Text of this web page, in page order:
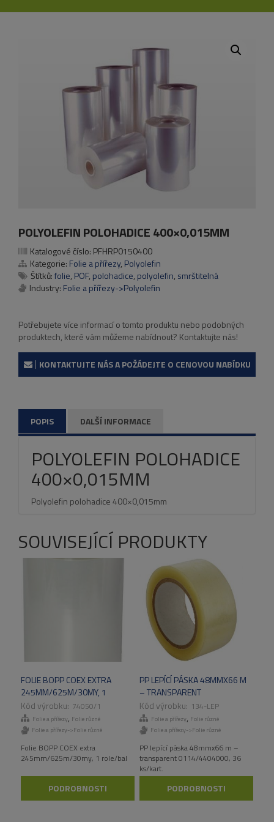
POLYOLEFIN POLOHADICE 400×0,015MM
Katalogové číslo: PFHRP0150400
Kategorie: Folie a přířezy, Polyolefin
Štítků:folie, POF, polohadice, polyolefin, smrštitelná
Industry: Folie a přířezy->Polyolefin
Potřebujete více informací o tomto produktu nebo podobných
produktech, které vám můžeme nabídnout? Kontaktujte nás!
KONTAKTUJTE NÁS A POŽÁDEJTE O CENOVOU NABÍDKU
POPIS DALŠÍ INFORMACE
POLYOLEFIN POLOHADICE
400×0,015MM
Polyolefin polohadice 400×0,015mm
SOUVISEJÍCÍ PRODUKTY
FOLIE BOPP COEX EXTRA
245MM/625M/30MY, 1
ROLE/BAL
74050/1
Folie a přířezy, Folie různé
Folie a přířezy->Folie různé
Folie BOPP COEX extra
245mm/625m/30my, 1 role/bal
PODROBNOSTI
PP LEPÍCÍ PÁSKA 48MMX66 M
– TRANSPARENT
0114/4404000, 36 KS/KART.
134-LEP
Folie a přířezy, Folie různé
Folie a přířezy->Folie různé
PP lepící páska 48mmx66 m –
transparent 0114/4404000, 36
ks/kart.
PODROBNOSTI